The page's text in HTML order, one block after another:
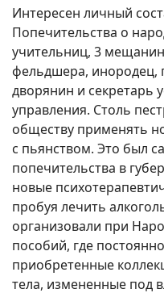
Интересен личный
Попечительства о
учительниц, 3
фельдшера, инородец,
дворянин и секретарь
управления. Столь
обществу применять
с пьянством. Это был
попечительства в
новые
пробуя лечить
организовали при
пособий, где
приобретенные
тела, измененные под